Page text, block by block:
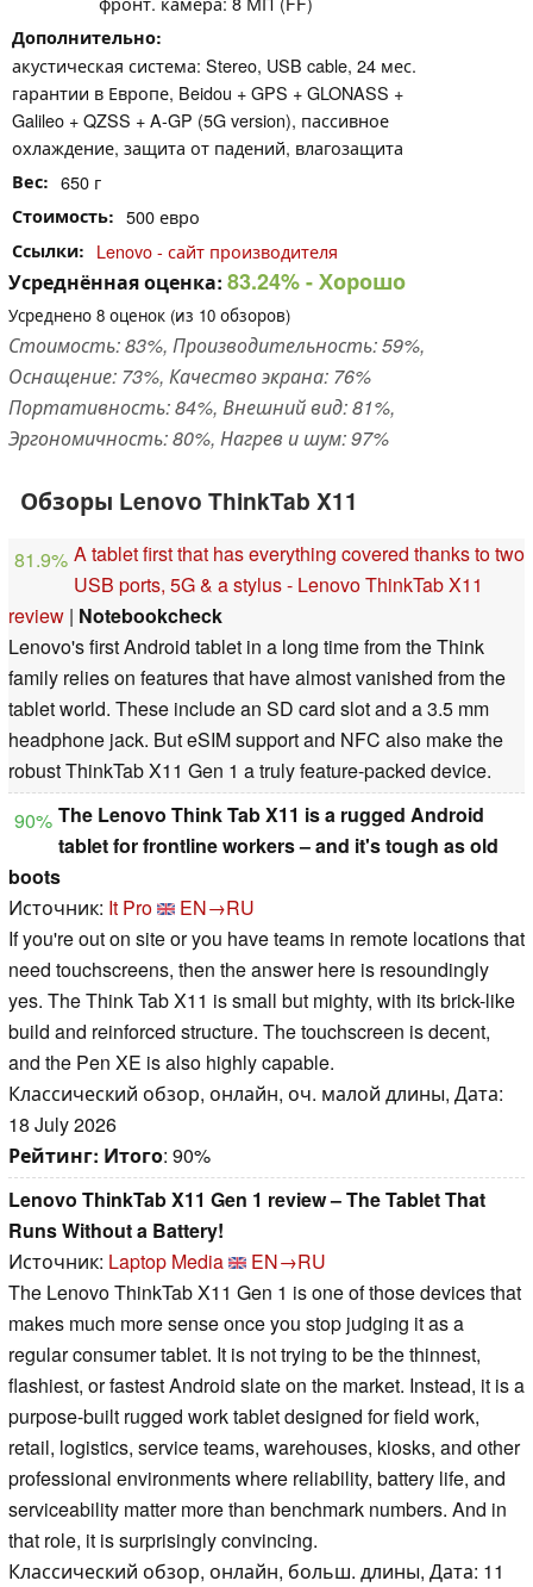
Дополнительно
акустическая система: Stereo, USB cable, 24 мес.
гарантии в Европе, Beidou + GPS + GLONASS +
Galileo + QZSS + A-GP (5G version), пассивное
охлаждение, защита от падений, влагозащита
Вес 650 г
Стоимость 500 евро
Ссылки Lenovo - сайт производителя
Усреднённая оценка: 83.24%- Хорошо
Усреднено 8 оценок (из 10 обзоров)
Стоимость: 83%, Производительность: 59%,
Оснащение: 73%, Качество экрана: 76%
Портативность: 84%, Внешний вид: 81%,
Эргономичность: 80%, Нагрев и шум: 97%
Обзоры Lenovo ThinkTab X11
81.9% A tablet first that has everything covered thanks to two
USB ports, 5G & a stylus - Lenovo ThinkTab X11
review | Notebookcheck
Lenovo's first Android tablet in a long time from the Think
family relies on features that have almost vanished from the
tablet world. These include an SD card slot and a 3.5 mm
headphone jack. But eSIM support and NFC also make the
robust ThinkTab X11 Gen 1 a truly feature-packed device.
90% The Lenovo Think Tab X11 is a rugged Android
tablet for frontline workers – and it's tough as old
boots
Источник: It Pro
EN→RU
If you're out on site or you have teams in remote locations that
need touchscreens, then the answer here is resoundingly
yes. The Think Tab X11 is small but mighty, with its brick-like
build and reinforced structure. The touchscreen is decent,
and the Pen XE is also highly capable.
Классический обзор, онлайн, оч. малой длины, Дата:
18 July 2026
Рейтинг: Итого: 90%
Lenovo ThinkTab X11 Gen 1 review – The Tablet That
Runs Without a Battery!
Источник: Laptop Media
EN→RU
The Lenovo ThinkTab X11 Gen 1 is one of those devices that
makes much more sense once you stop judging it as a
regular consumer tablet. It is not trying to be the thinnest,
flashiest, or fastest Android slate on the market. Instead, it is a
purpose-built rugged work tablet designed for field work,
retail, logistics, service teams, warehouses, kiosks, and other
professional environments where reliability, battery life, and
serviceability matter more than benchmark numbers. And in
that role, it is surprisingly convincing.
Классический обзор, онлайн, больш. длины, Дата: 11